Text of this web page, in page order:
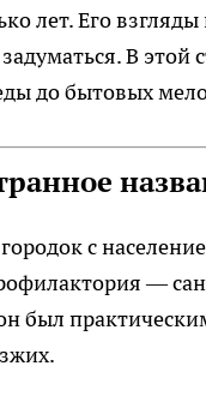
лет. Его
В
до бытовых
с
—
был